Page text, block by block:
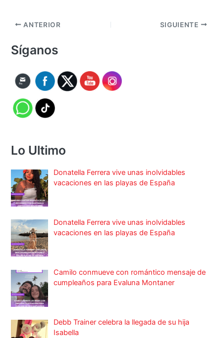
ANTERIOR SIGUIENTE
Síganos
Lo Ultimo
Donatella Ferrera vive unas inolvidables
vacaciones en las playas de España
Donatella Ferrera vive unas inolvidables
vacaciones en las playas de España
Camilo conmueve con romántico mensaje de
cumpleaños para Evaluna Montaner
Debb Trainer celebra la llegada de su hija
Isabella